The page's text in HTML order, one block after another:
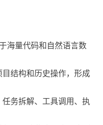
海量代码和自然语言数
目结构和历史操作，形成
任务拆解、工具调用、执